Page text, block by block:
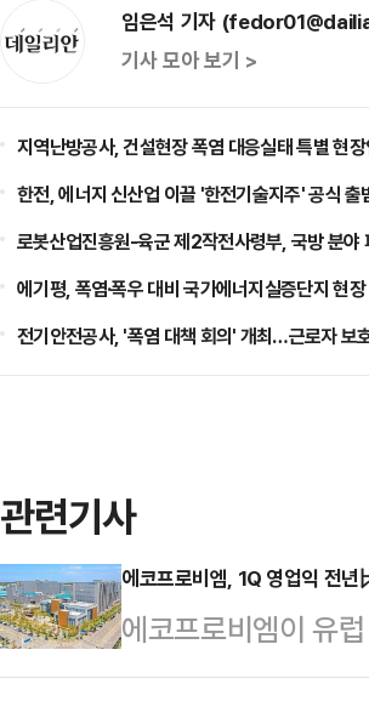
임은석 기자
기사 모아 보기 >
지역난방공사, 건설현장 폭염 대응실태 특별 현
한전, 에너지 신산업 이끌 '한전기술지주' 공식 출
로봇산업진흥원-육군 제2작전사령부, 국방 분야
에기평, 폭염·폭우 대비 국가에너지실증단지 현
전기안전공사, '폭염 대책 회의' 개최…근로자 보
관련기사
에코프로비엠, 1Q 영업익 전
에코프로비엠이 유
따른 에너지저장장